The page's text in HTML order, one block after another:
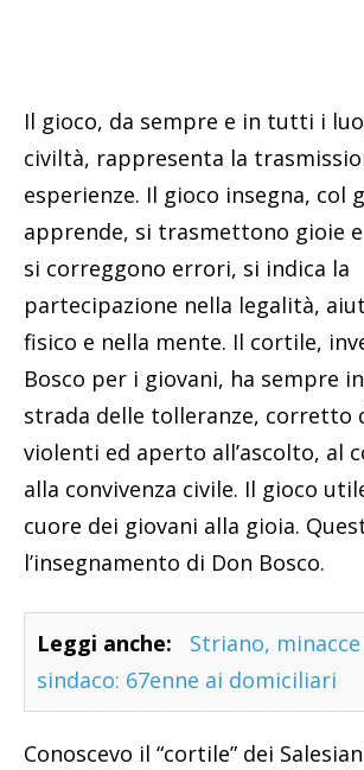
Il gioco, da sempre e in tutti i
civiltà, rappresenta la
esperienze. Il gioco insegna, col
apprende, si trasmettono gioie
si correggono errori, si indica la
partecipazione nella legalità,
fisico e nella mente. Il cortile,
Bosco per i giovani, ha sempre
strada delle tolleranze, corretto
violenti ed aperto all’ascolto, al
alla convivenza civile. Il gioco
cuore dei giovani alla gioia.
l’insegnamento di Don Bosco.
Leggi anche:
Striano,
sindaco: 67enne ai domiciliari
Conoscevo il “cortile” dei